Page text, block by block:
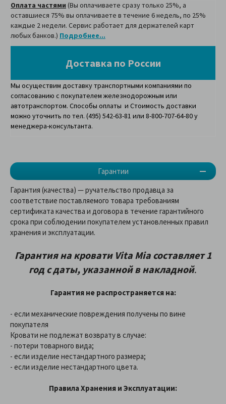
Гарантии
Оплата частями (Вы оплачиваете сразу только 25%, а
оставшиеся 75% вы оплачиваете в течение 6 недель, по 25%
каждые 2 недели. Сервис работает для держателей карт
любых банков.) Подробнее...
Доставка по России
Мы осуществим доставку транспортными компаниями по
согласованию с покупателем железнодорожным или
автотранспортом. Способы оплаты и Стоимость доставки
можно уточнить по тел. (495) 542-63-81 или 8-800-707-64-80 у
менеджера-консультанта.
Гарантия (качества) — ручательство продавца за
соответствие поставляемого товара требованиям
сертификата качества и договора в течение гарантийного
срока при соблюдении покупателем установленных правил
хранения и эксплуатации.
Гарантия на кровати Vita Mia составляет 1
год с даты, указанной в накладной.
Гарантия не распространяется на:
- если механические повреждения получены по вине
покупателя
Кровати не подлежат возврату в случае:
- потери товарного вида;
- если изделие нестандартного размера;
- если изделие нестандартного цвета.
Правила Хранения и Эксплуатации: